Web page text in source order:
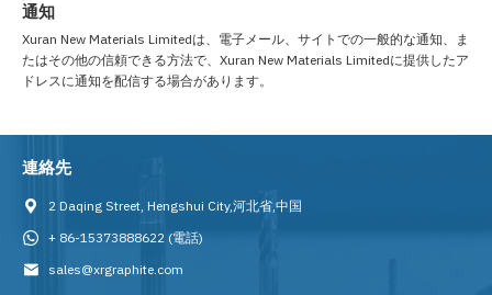
通知
Xuran New Materials Limitedは、電子メール、サイトでの一般的な通知、ま
たはその他の信頼できる方法で、Xuran New Materials Limitedに提供したア
ドレスに通知を配信する場合があります。
連絡先
2 Daqing Street, Hengshui City,河北省,中国
+ 86-15373888622 (電話)
sales@xrgraphite.com